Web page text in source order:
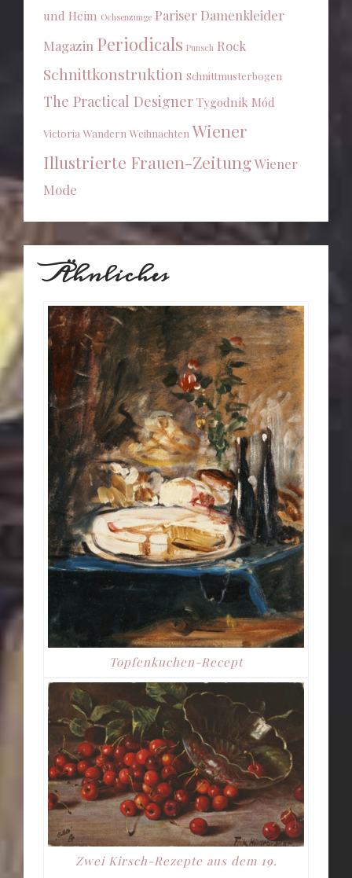
und Heim Ochsenzunge Pariser Damenkleider
Magazin Periodicals Punsch Rock
Schnittkonstruktion Schnittmusterbogen
The Practical Designer Tygodnik Mód
Victoria Wandern Weihnachten Wiener
Illustrierte Frauen-ZeitungWiener
Mode
Ähnliches
Topfenkuchen-Recept
Zwei Kirsch-Rezepte aus dem 19.